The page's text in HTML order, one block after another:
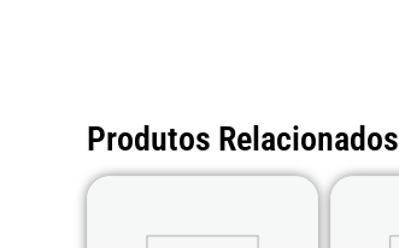
Produtos Relacionados